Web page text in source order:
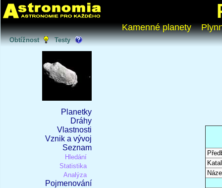
Kamenné planety
Obtížnost Testy
Planetky
Dráhy
Vlastnosti
Vznik a vývoj
Seznam
Hledání
Statistika
Analýza
Pojmenování